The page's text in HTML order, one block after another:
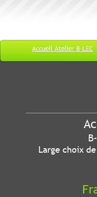
Accueil Atelier B-LEC
B-
Large choix de